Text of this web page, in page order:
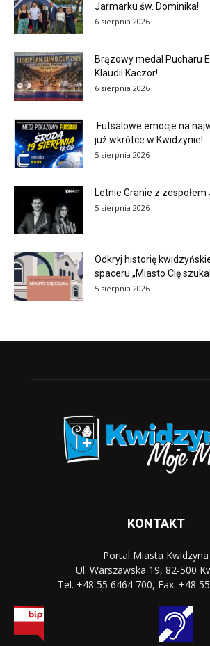
Jarmarku św. Dominika!
6 sierpnia 2026
Brązowy medal Pucharu
Klaudii Kaczor!
6 sierpnia 2026
Futsalowe emocje na
już wkrótce w Kwidzynie!
5 sierpnia 2026
Letnie Granie z
5 sierpnia 2026
Odkryj historię
spaceru „Miasto Cię
5 sierpnia 2026
KONTAKT
Portal Miasta Kwidzyna
Ul. Warszawska 19, 82-500
Tel. +48 55 6464 700, Fax. +48